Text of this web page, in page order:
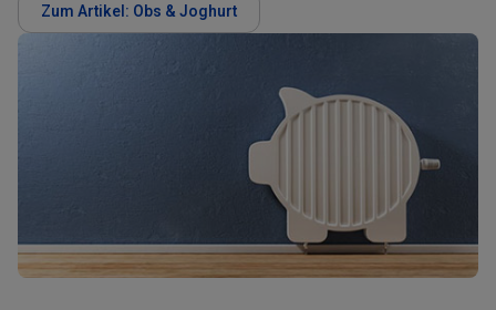
Zum Artikel: Obs & Joghurt